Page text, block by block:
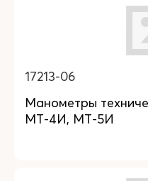
17213-06
Манометры
МТ-4И, МТ-5И